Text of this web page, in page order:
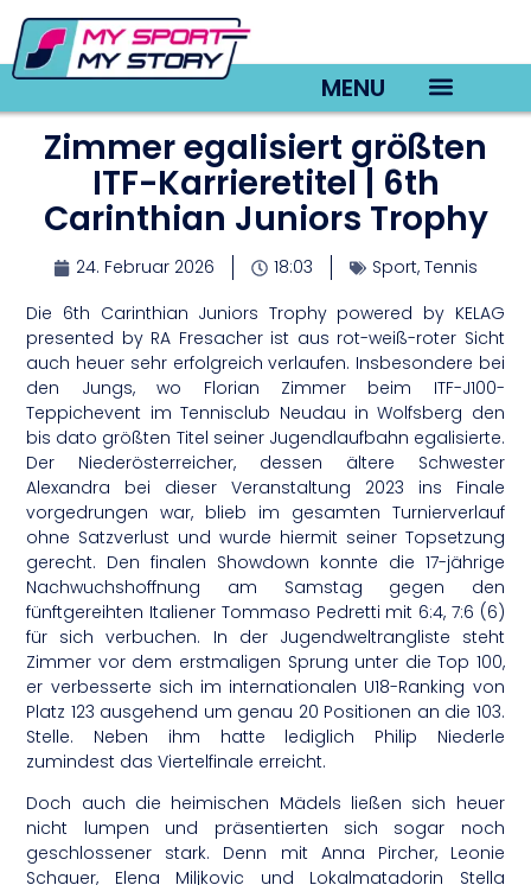
MENU
Zimmer egalisiert größten
ITF-Karrieretitel | 6th
Carinthian Juniors Trophy
24. Februar 2026 18:03 Sport, Tennis
Die 6th Carinthian Juniors Trophy powered by KELAG
presented by RA Fresacher ist aus rot-weiß-roter Sicht
auch heuer sehr erfolgreich verlaufen. Insbesondere bei
den Jungs, wo Florian Zimmer beim ITF-J100-
Teppichevent im Tennisclub Neudau in Wolfsberg den
bis dato größten Titel seiner Jugendlaufbahn egalisierte.
Der Niederösterreicher, dessen ältere Schwester
Alexandra bei dieser Veranstaltung 2023 ins Finale
vorgedrungen war, blieb im gesamten Turnierverlauf
ohne Satzverlust und wurde hiermit seiner Topsetzung
gerecht. Den finalen Showdown konnte die 17-jährige
Nachwuchshoffnung am Samstag gegen den
fünftgereihten Italiener Tommaso Pedretti mit 6:4, 7:6 (6)
für sich verbuchen. In der Jugendweltrangliste steht
Zimmer vor dem erstmaligen Sprung unter die Top 100,
er verbesserte sich im internationalen U18-Ranking von
Platz 123 ausgehend um genau 20 Positionen an die 103.
Stelle. Neben ihm hatte lediglich Philip Niederle
zumindest das Viertelfinale erreicht.
Doch auch die heimischen Mädels ließen sich heuer
nicht lumpen und präsentierten sich sogar noch
geschlossener stark. Denn mit Anna Pircher, Leonie
Schauer, Elena Miljkovic und Lokalmatadorin Stella